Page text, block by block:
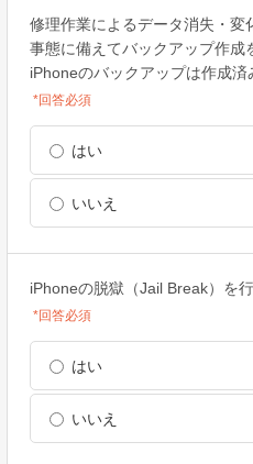
修理作業によるデータ消失・
事態に備えてバックアップ作成
iPhoneのバックアップは作成済
*回答必須
はい
いいえ
iPhoneの脱獄（Jail Break）を
*回答必須
はい
いいえ